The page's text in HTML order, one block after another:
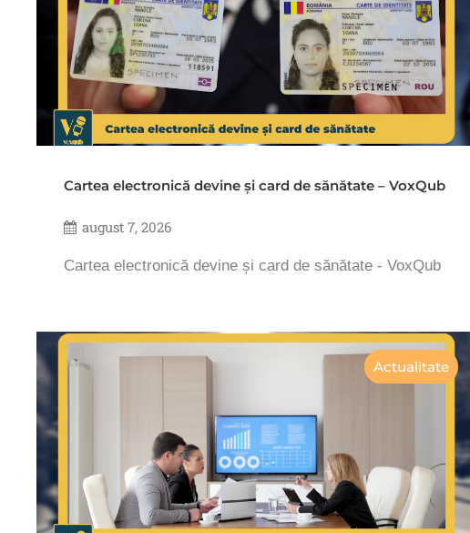
Cartea electronică devine și card de sănătate – VoxQub
august 7, 2026
Cartea electronică devine și card de sănătate - VoxQub
Actualitate